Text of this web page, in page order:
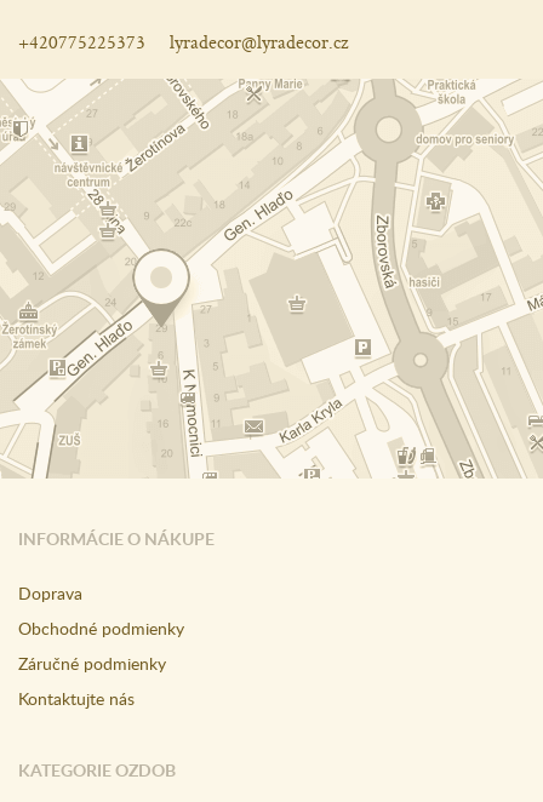
INFORMÁCIE O NÁKUPE
Doprava
Obchodné podmienky
Záručné podmienky
Kontaktujte nás
KATEGORIE OZDOB
+420775225373 lyradecor@lyradecor.cz